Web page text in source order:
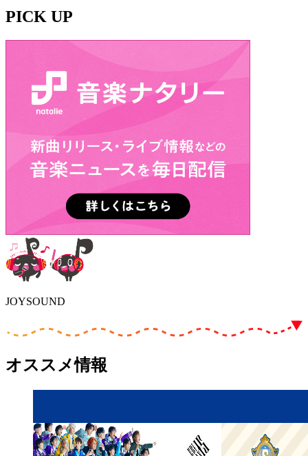
PICK UP
JOYSOUND
オススメ情報